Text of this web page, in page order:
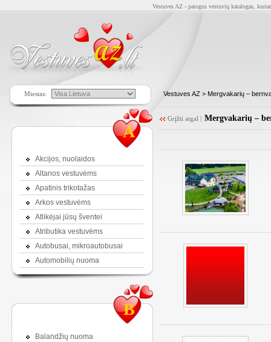
Vestuves AZ - patogus vestuvių katalogas,
Miestas: Vestuves AZ > Mergvakarių –
A
Akcijos, nuolaidos
Altanos vestuvėms
Apatinis trikotažas
Arkos vestuvėms
Atlikėjai jūsų šventei
Atributika vestuvėms
Autobusai, mikroautobusai
Automobilių nuoma
B
Balandžių nuoma
Grįžti atgal | Mergvakarių –